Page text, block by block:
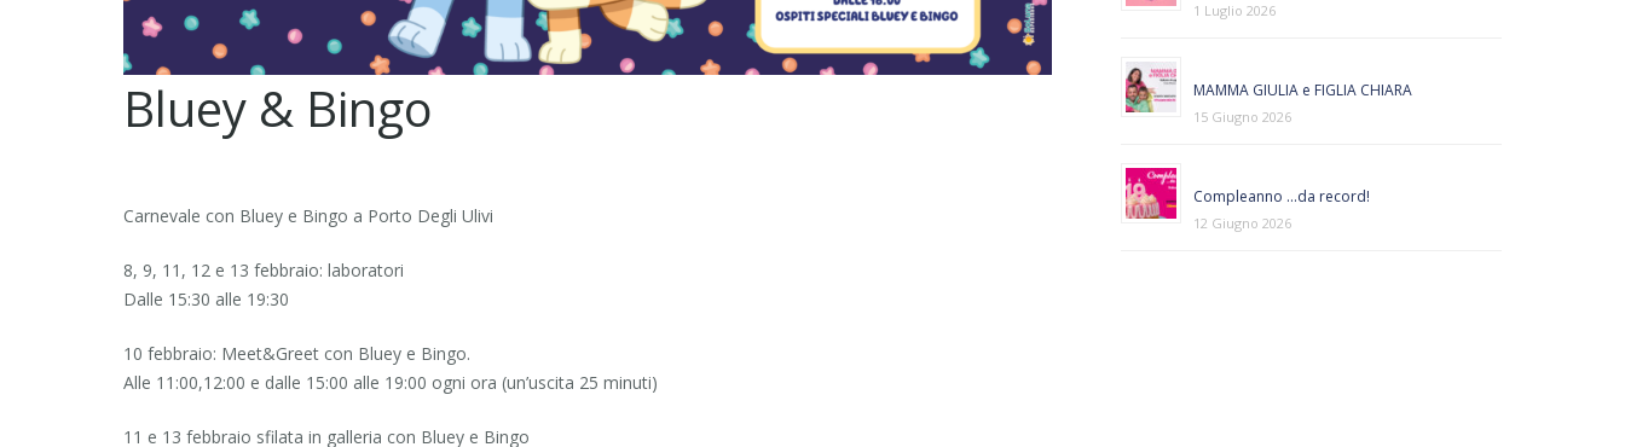
Bluey & Bingo
Carnevale con Bluey e Bingo a Porto Degli Ulivi
8, 9, 11, 12 e 13 febbraio: laboratori
Dalle 15:30 alle 19:30
10 febbraio: Meet&Greet con Bluey e Bingo.
Alle 11:00,12:00 e dalle 15:00 alle 19:00 ogni ora (un’uscita 25 minuti)
11 e 13 febbraio sfilata in galleria con Bluey e Bingo
1 Luglio 2026
MAMMA GIULIA e FIGLIA CHIARA
15 Giugno 2026
Compleanno …da record!
12 Giugno 2026